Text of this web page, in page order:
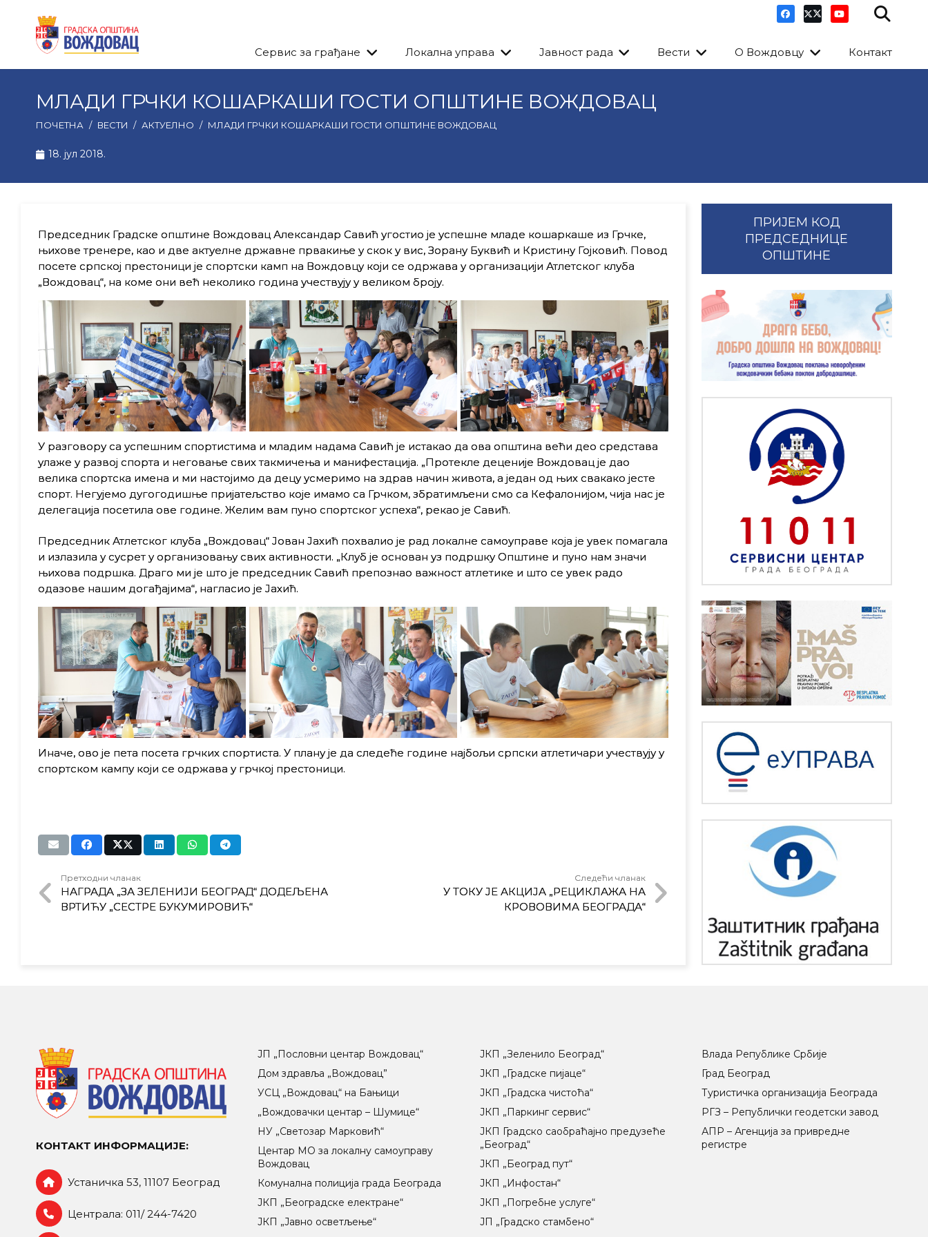
Сервис за грађане Локална управа Јавност рада Вести О Вождовцу Контакт
МЛАДИ ГРЧКИ КОШАРКАШИ ГОСТИ ОПШТИНЕ ВОЖДОВАЦ
ПОЧЕТНА / ВЕСТИ / АКТУЕЛНО / МЛАДИ ГРЧКИ КОШАРКАШИ ГОСТИ ОПШТИНЕ ВОЖДОВАЦ
18. јул 2018.
Председник Градске општине Вождовац Александар Савић угостио је успешне младе кошаркаше из Грчке,
њихове тренере, као и две актуелне државне првакиње у скок у вис, Зорану Буквић и Кристину Гојковић. Повод
посете српској престоници је спортски камп на Вождовцу који се одржава у организацији Атлетског клуба
„Вождовац“, на коме они већ неколико година учествују у великом броју.
У разговору са успешним спортистима и младим надама Савић је истакао да ова општина већи део средстава
улаже у развoj спорта и неговање свих такмичења и манифестација. „Протекле деценије Вождовац је дао
велика спортска имена и ми настојимо да децу усмеримо на здрав начин живота, а један од њих свакако јесте
спорт. Негујемо дугогодишње пријатељство које имамо са Грчком, збратимљени смо са Кефалонијом, чија нас је
делегација посетила ове године. Желим вам пуно спортског успеха“, рекао је Савић.
Председник Атлетског клуба „Вождовац“ Јован Јахић похвалио је рад локалне самоуправе која је увек помагала
и излазила у сусрет у организовању свих активности. „Клуб је основан уз подршку Општине и пуно нам значи
њихова подршка. Драго ми је што је председник Савић препознао важност атлетике и што се увек радо
одазове нашим догађајима“, нагласио је Јахић.
Иначе, ово је пета посета грчких спортиста. У плану је да следеће године најбољи српски атлетичари учествују у
спортском кампу који се одржава у грчкој престоници.
Претходни чланак
НАГРАДА „ЗА ЗЕЛЕНИЈИ БЕОГРАД“ ДОДЕЉЕНА
ВРТИЋУ „СЕСТРЕ БУКУМИРОВИЋ“
Следећи чланак
У ТОКУ ЈЕ АКЦИЈА „РЕЦИКЛАЖА НА
КРОВОВИМА БЕОГРАДА“
ПРИЈЕМ КОД
ПРЕДСЕДНИЦЕ
ОПШТИНЕ
КОНТАКТ ИНФОРМАЦИЈЕ:
Устаничка 53, 11107 Београд
Централа: 011/ 244-7420
ЈП „Пословни центар Вождовац“
Дом здравља „Вождовац”
УСЦ „Вождовац“ на Бањици
„Вождовачки центар – Шумице“
НУ „Светозар Марковић“
Центар МO за локалну самоуправу
Вождовац
Комунална полиција града Београда
ЈКП „Београдске електране“
ЈКП „Јавно осветљење“
ЈКП „Зеленило Београд“
ЈКП „Градске пијаце“
ЈКП „Градска чистоћа“
ЈКП „Паркинг сервис“
ЈКП Градско саобраћајно предузеће
„Београд“
ЈКП „Београд пут“
ЈКП „Инфостан“
ЈКП „Погребне услуге“
ЈП „Градско стамбено“
Влада Републике Србије
Град Београд
Туристичка организација Београда
РГЗ – Републички геодетски завод
АПР – Агенција за привредне
регистре